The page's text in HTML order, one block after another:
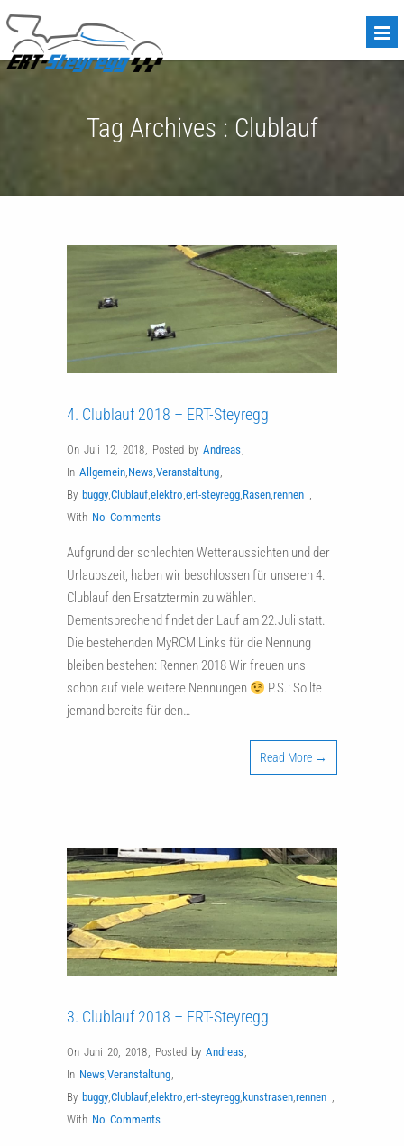
Tag Archives : Clublauf
4. Clublauf 2018 – ERT-Steyregg
On Juli 12, 2018, Posted by Andreas,
In Allgemein,News,Veranstaltung,
By buggy,Clublauf,elektro,ert-steyregg,Rasen,rennen ,
With No Comments
Aufgrund der schlechten Wetteraussichten und der
Urlaubszeit, haben wir beschlossen für unseren 4.
Clublauf den Ersatztermin zu wählen.
Dementsprechend findet der Lauf am 22.Juli statt.
Die bestehenden MyRCM Links für die Nennung
bleiben bestehen: Rennen 2018 Wir freuen uns
schon auf viele weitere Nennungen
P.S.: Sollte
jemand bereits für den…
Read More →
3. Clublauf 2018 – ERT-Steyregg
On Juni 20, 2018, Posted by Andreas,
In News,Veranstaltung,
By buggy,Clublauf,elektro,ert-steyregg, kunstrasen,rennen ,
With No Comments